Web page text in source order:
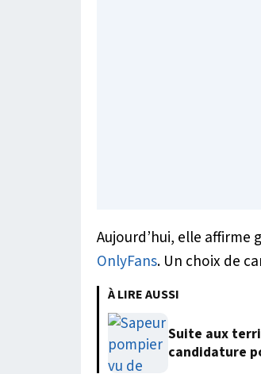
Aujourd’hui, elle affirme
OnlyFans. Un choix de
À LIRE AUSSI
Suite aux
candidature